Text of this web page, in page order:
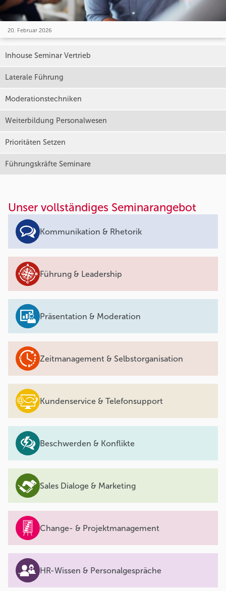
20. Februar 2026
Inhouse Seminar Vertrieb
Laterale Führung
Moderationstechniken
Weiterbildung Personalwesen
Prioritäten Setzen
Führungskräfte Seminare
Unser vollständiges Seminarangebot
Kommunikation & Rhetorik
Führung & Leadership
Präsentation & Moderation
Zeitmanagement & Selbstorganisation
Kundenservice & Telefonsupport
Beschwerden & Konflikte
Sales Dialoge & Marketing
Change- & Projektmanagement
HR-Wissen & Personalgespräche